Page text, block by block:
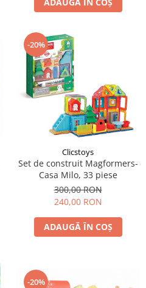
ADAUGĂ ÎN COȘ
-20%
Clicstoys
Set de construit Magformers-
Casa Milo, 33 piese
300,00 RON
240,00 RON
ADAUGĂ ÎN COȘ
-20%